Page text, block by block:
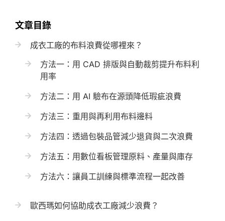
文章目錄
成衣工廠的布料浪費從哪裡來？
方法一：用 CAD 排版與自動裁剪提升布料利
用率
方法二：用 AI 驗布在源頭降低瑕疵浪費
方法三：重用與再利用布料邊料
方法四：透過包裝品管減少退貨與二次浪費
方法五：用數位看板管理原料、產量與庫存
方法六：讓員工訓練與標準流程一起改善
歐西瑪如何協助成衣工廠減少浪費？